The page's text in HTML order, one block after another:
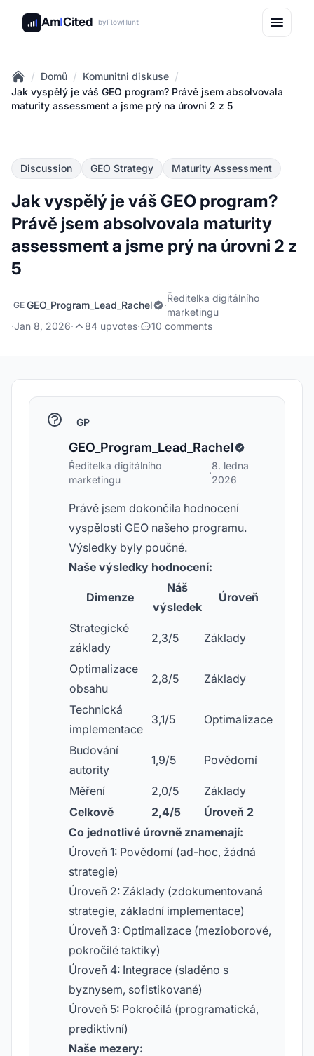
AmICited byFlowHunt
Home
/ Domů / Komunitni diskuse /
Jak vyspělý je váš GEO program? Právě jsem absolvovala
maturity assessment a jsme prý na úrovni 2 z 5
Discussion GEO Strategy Maturity Assessment
Jak vyspělý je váš GEO program?
Právě jsem absolvovala maturity
assessment a jsme prý na úrovni 2 z
5
GE GEO_Program_Lead_Rachel ·
Ředitelka digitálního
marketingu
·Jan 8, 2026· 84 upvotes· 10 comments
GP
GEO_Program_Lead_Rachel
Ředitelka digitálního
marketingu
·
8. ledna
2026
Právě jsem dokončila hodnocení
vyspělosti GEO našeho programu.
Výsledky byly poučné.
Naše výsledky hodnocení:
Dimenze
Náš
výsledek
Úroveň
Strategické
základy
2,3/5 Základy
Optimalizace
obsahu
2,8/5 Základy
Technická
implementace
3,1/5 Optimalizace
Budování
autority
1,9/5 Povědomí
Měření 2,0/5
Základy
Celkově
2,4/5
Úroveň 2
Co jednotlivé úrovně znamenají:
Úroveň 1: Povědomí (ad-hoc, žádná
strategie)
Úroveň 2: Základy (zdokumentovaná
strategie, základní implementace)
Úroveň 3: Optimalizace (mezioborové,
pokročilé taktiky)
Úroveň 4: Integrace (sladěno s
byznysem, sofistikované)
Úroveň 5: Pokročilá (programatická,
prediktivní)
Naše mezery: